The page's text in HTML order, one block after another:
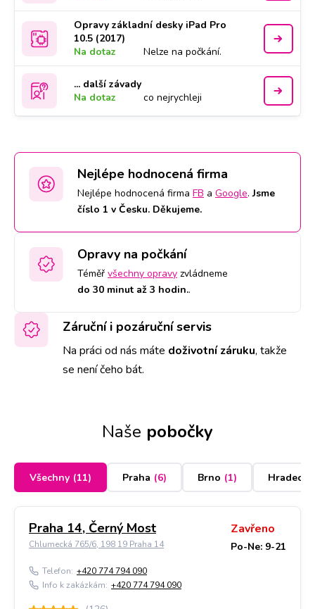
Opravy základní desky iPad Pro
10.5 (2017)
Na dotaz
Nelze na počkání.
... další závady
Na dotaz
co nejrychleji
Nejlépe hodnocená firma
Nejlépe hodnocená firma FB a Google.Jsme
číslo 1 v Česku. Děkujeme.
Opravy na počkání
Téměř všechny opravy zvládneme
do 30 minut až 3 hodin..
Záruční i pozáruční servis
Na práci od nás máte doživotní záruku, takže
se není čeho bát.
Naše pobočky
Všechny (11) Praha (6) Brno (1) Hradec
Praha 14, Černý Most
Chlumecká 765/6, 198 19 Praha 14
Zavřeno
Po-Ne: 9-21
Telefon: +420 774 794 090
Info k zakázkám: +420 774 794 090